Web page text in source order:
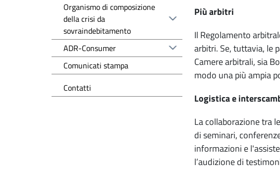
Più arbitri
Il Regolamento
arbitri. Se, tuttavia, le
Camere arbitrali, sia
modo una più ampia
Logistica e
La collaborazione tra
di seminari,
informazioni e
l’audizione di
Organismo di composizione
della crisi da
sovraindebitamento
ADR-Consumer
Comunicati stampa
Contatti